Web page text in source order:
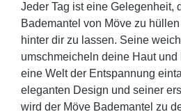
Jeder Tag ist eine Gelegenheit,
Bademantel von Möve zu
hinter dir zu lassen. Seine
umschmeicheln deine Haut und
eine Welt der Entspannung
eleganten Design und seiner
wird der Möve Bademantel zu